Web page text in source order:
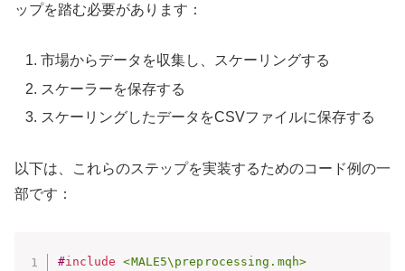
ップを踏む必要があります：
市場からデータを収集し、スケーリングする
スケーラーを保存する
スケーリングしたデータをCSVファイルに保存する
以下は、これらのステップを実装するためのコード例の一
部です：
#include
<MALE5\preprocessing.mqh>